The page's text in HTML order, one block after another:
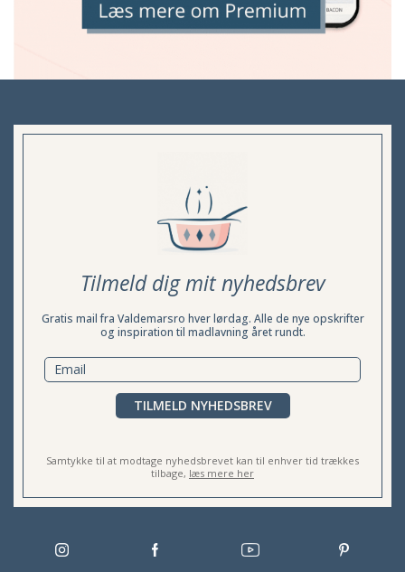
Tilmeld dig mit nyhedsbrev
Gratis mail fra Valdemarsro hver lørdag. Alle de nye opskrifter
og inspiration til madlavning året rundt.
TILMELD NYHEDSBREV
Samtykke til at modtage nyhedsbrevet kan til enhver tid trækkes
tilbage, læs mere her